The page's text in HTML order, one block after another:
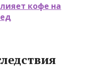
кофе на